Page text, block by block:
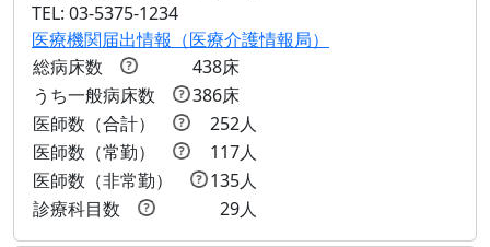
TEL: 03-5375-1234
医療機関届出情報（医療介護情報局）
総病床数
438床
うち一般病床数
386床
医師数（合計）
252人
医師数（常勤）
117人
医師数（非常勤）
135人
診療科目数
29人